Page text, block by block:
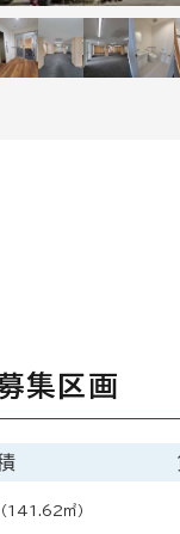
集区画
（141.62㎡）